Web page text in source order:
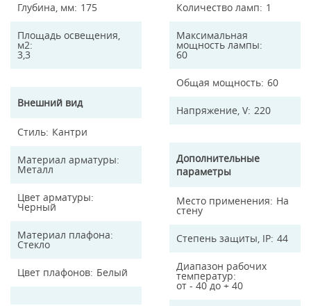
Глубина, мм 175
Площадь освещения,
м2
3,3
Внешний вид
Стиль Кантри
Материал арматуры
Металл
Цвет арматуры
Черный
Материал плафона
Стекло
Цвет плафонов Белый
Количество ламп 1
Максимальная
мощность лампы
60
Общая мощность 60
Напряжение, V 220
Дополнительные
параметры
Место применения На
стену
Степень защиты, IP 44
Диапазон рабочих
температур
от - 40 до + 40